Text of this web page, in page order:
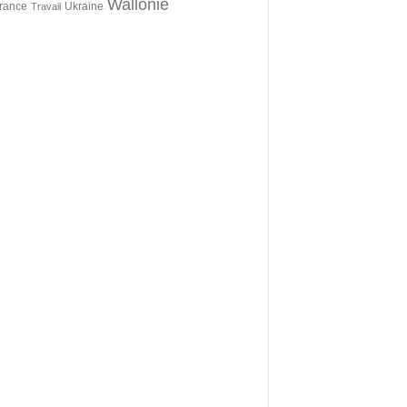
Travail Ukraine Wallonie